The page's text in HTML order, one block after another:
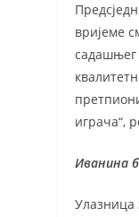
вријеме
садашњег
играча“,
Иванина
Улазница